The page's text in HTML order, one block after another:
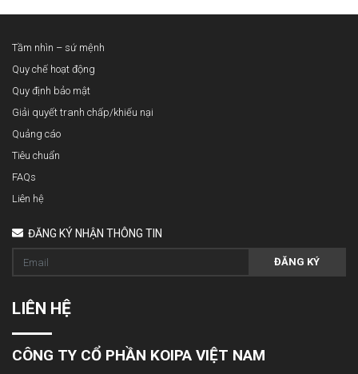
Tầm nhìn – sứ mệnh
Quy chế hoạt động
Quy định bảo mật
Giải quyết tranh chấp/khiếu nại
Quảng cáo
Tiêu chuẩn
FAQs
Liên hệ
ĐĂNG KÝ NHẬN THÔNG TIN
ĐĂNG KÝ
LIÊN HỆ
CÔNG TY CỔ PHẦN KOIPA VIỆT NAM